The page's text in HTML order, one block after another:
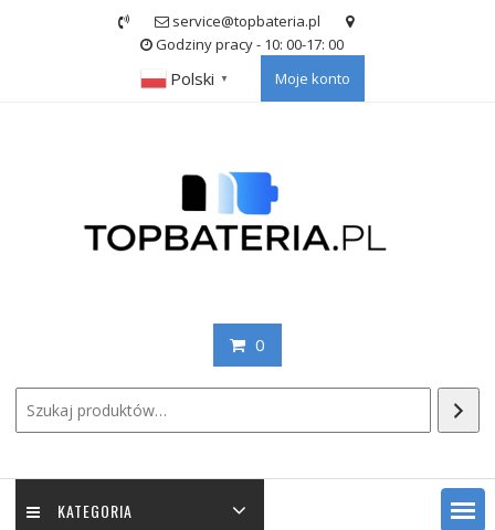
service@topbateria.pl
Godziny pracy - 10: 00-17: 00
Polski ▼ Moje konto
0
KATEGORIA